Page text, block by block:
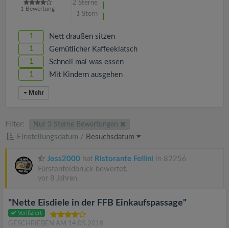
1 Bewertung
2 Sterne
1 Stern
1 Nett draußen sitzen
1 Gemütlicher Kaffeeklatsch
1 Schnell mal was essen
1 Mit Kindern ausgehen
Mehr
Filter: Nur 3 Sterne Bewertungen
Einstellungsdatum / Besuchsdatum
Joss2000 hat Ristorante Fellini in 82256
Fürstenfeldbruck bewertet.
vor 8 Jahren
"Nette Eisdiele in der FFB Einkaufspassage"
Verifiziert
GESCHRIEBEN AM 14.05.2018